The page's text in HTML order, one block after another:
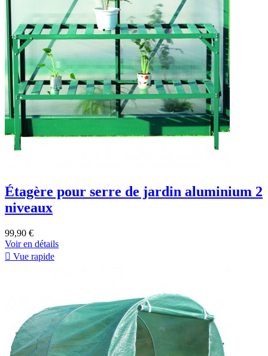
Étagère pour serre de jardin aluminium 2
niveaux
99,90 €
Voir en détails
 Vue rapide